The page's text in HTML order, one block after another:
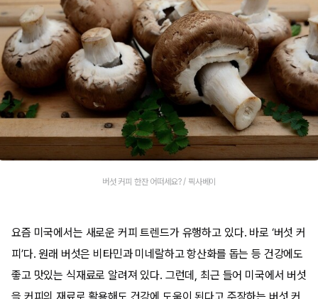
버섯 커피 한잔 어떠세요? / 픽사베이
요즘 미국에서는 새로운 커피 트렌드가 유행하고 있다. 바로 ‘버섯 커
피’다. 원래 버섯은 비타민과 미네랄하고 항산화를 돕는 등 건강에도
좋고 맛있는 식재료로 알려져 있다. 그런데, 최근 들어 미국에서 버섯